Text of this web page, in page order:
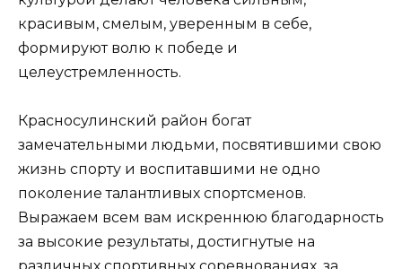
красивым, смелым, уверенным в себе,
формируют волю к победе и
целеустремленность.
Красносулинский район богат
замечательными людьми, посвятившими свою
жизнь спорту и воспитавшими не одно
поколение талантливых спортсменов.
Выражаем всем вам искреннюю благодарность
за высокие результаты, достигнутые на